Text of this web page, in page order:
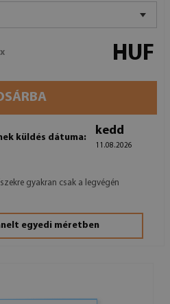
x HUF
küldés dátuma:
kedd
11.08.2026
gyakran csak a legvégén
egyedi méretben